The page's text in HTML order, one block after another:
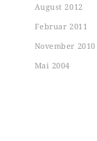
August 2012
Februar 2011
November 2010
Mai 2004